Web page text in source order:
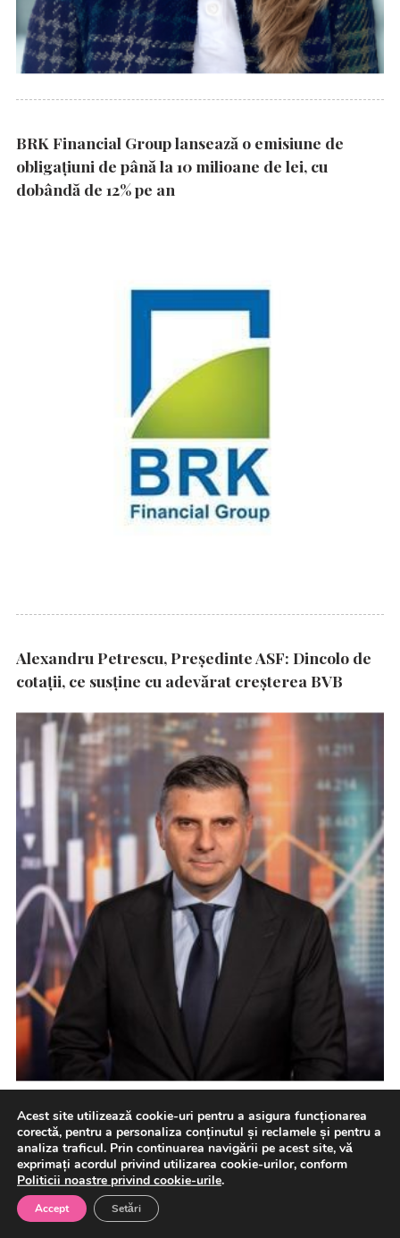
BRK Financial Group lansează o emisiune de
obligațiuni de până la 10 milioane de lei, cu
dobândă de 12% pe an
Alexandru Petrescu, Președinte ASF: Dincolo de
cotații, ce susține cu adevărat creșterea BVB
Războiul din Ucraina și noua revoluție în afacerile
militare. De la superioritatea tehnologică la
superioritatea adaptativă (Corneliu PIVARIU)
Acest site utilizează cookie-uri pentru a asigura funcționarea
corectă, pentru a personaliza conținutul și reclamele și pentru a
analiza traficul. Prin continuarea navigării pe acest site, vă
exprimați acordul privind utilizarea cookie-urilor, conform
Politicii noastre privind cookie-urile.
Accept Setări